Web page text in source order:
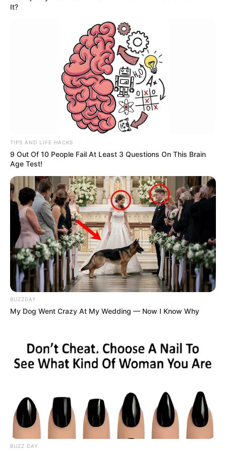
It?
TIPS AND LIFE HACKS
9 Out Of 10 People Fail At Least 3 Questions On This Brain
Age Test!
BUZZDAY
My Dog Went Crazy At My Wedding — Now I Know Why
BUZZ DAY